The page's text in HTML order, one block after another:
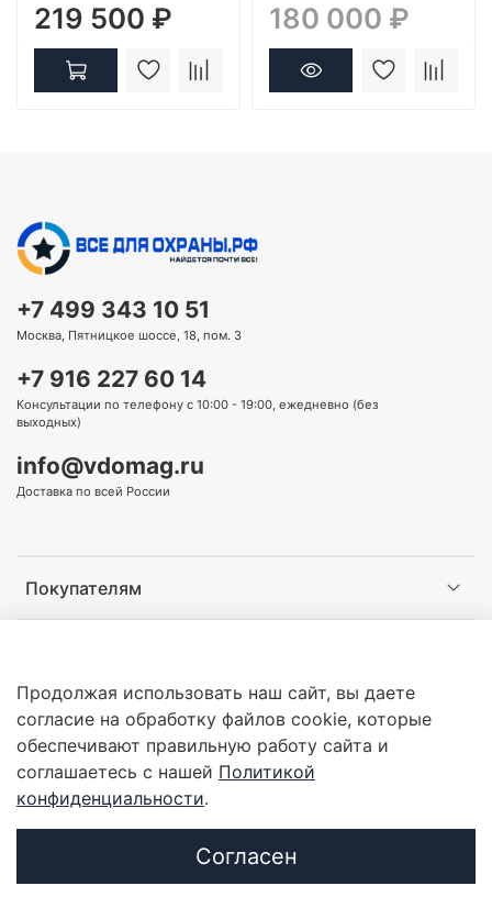
219 500 ₽ 180 000 ₽
Покупателям
+7 499 343 10 51
Москва, Пятницкое шоссе, 18, пом. 3
+7 916 227 60 14
Консультации по телефону с 10:00 - 19:00, ежедневно (без
выходных)
info@vdomag.ru
Доставка по всей России
Copyright © 2016-2026 - Интернет-магазин оборудования
для охраны и силовых структур «Все для охраны»
ИП Галкин Андрей Геннадиевич ОГРНИП
316774600437025 ИНН 773322472889
Продолжая использовать наш сайт, вы даете
согласие на обработку файлов cookie, которые
обеспечивают правильную работу сайта и
соглашаетесь с нашей Политикой
конфиденциальности.
Согласен